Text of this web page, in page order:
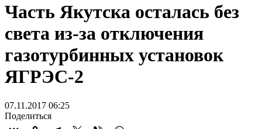
Часть Якутска осталась без
света из-за отключения
газотурбинных установок
ЯГРЭС-2
07.11.2017 06:25
Поделиться